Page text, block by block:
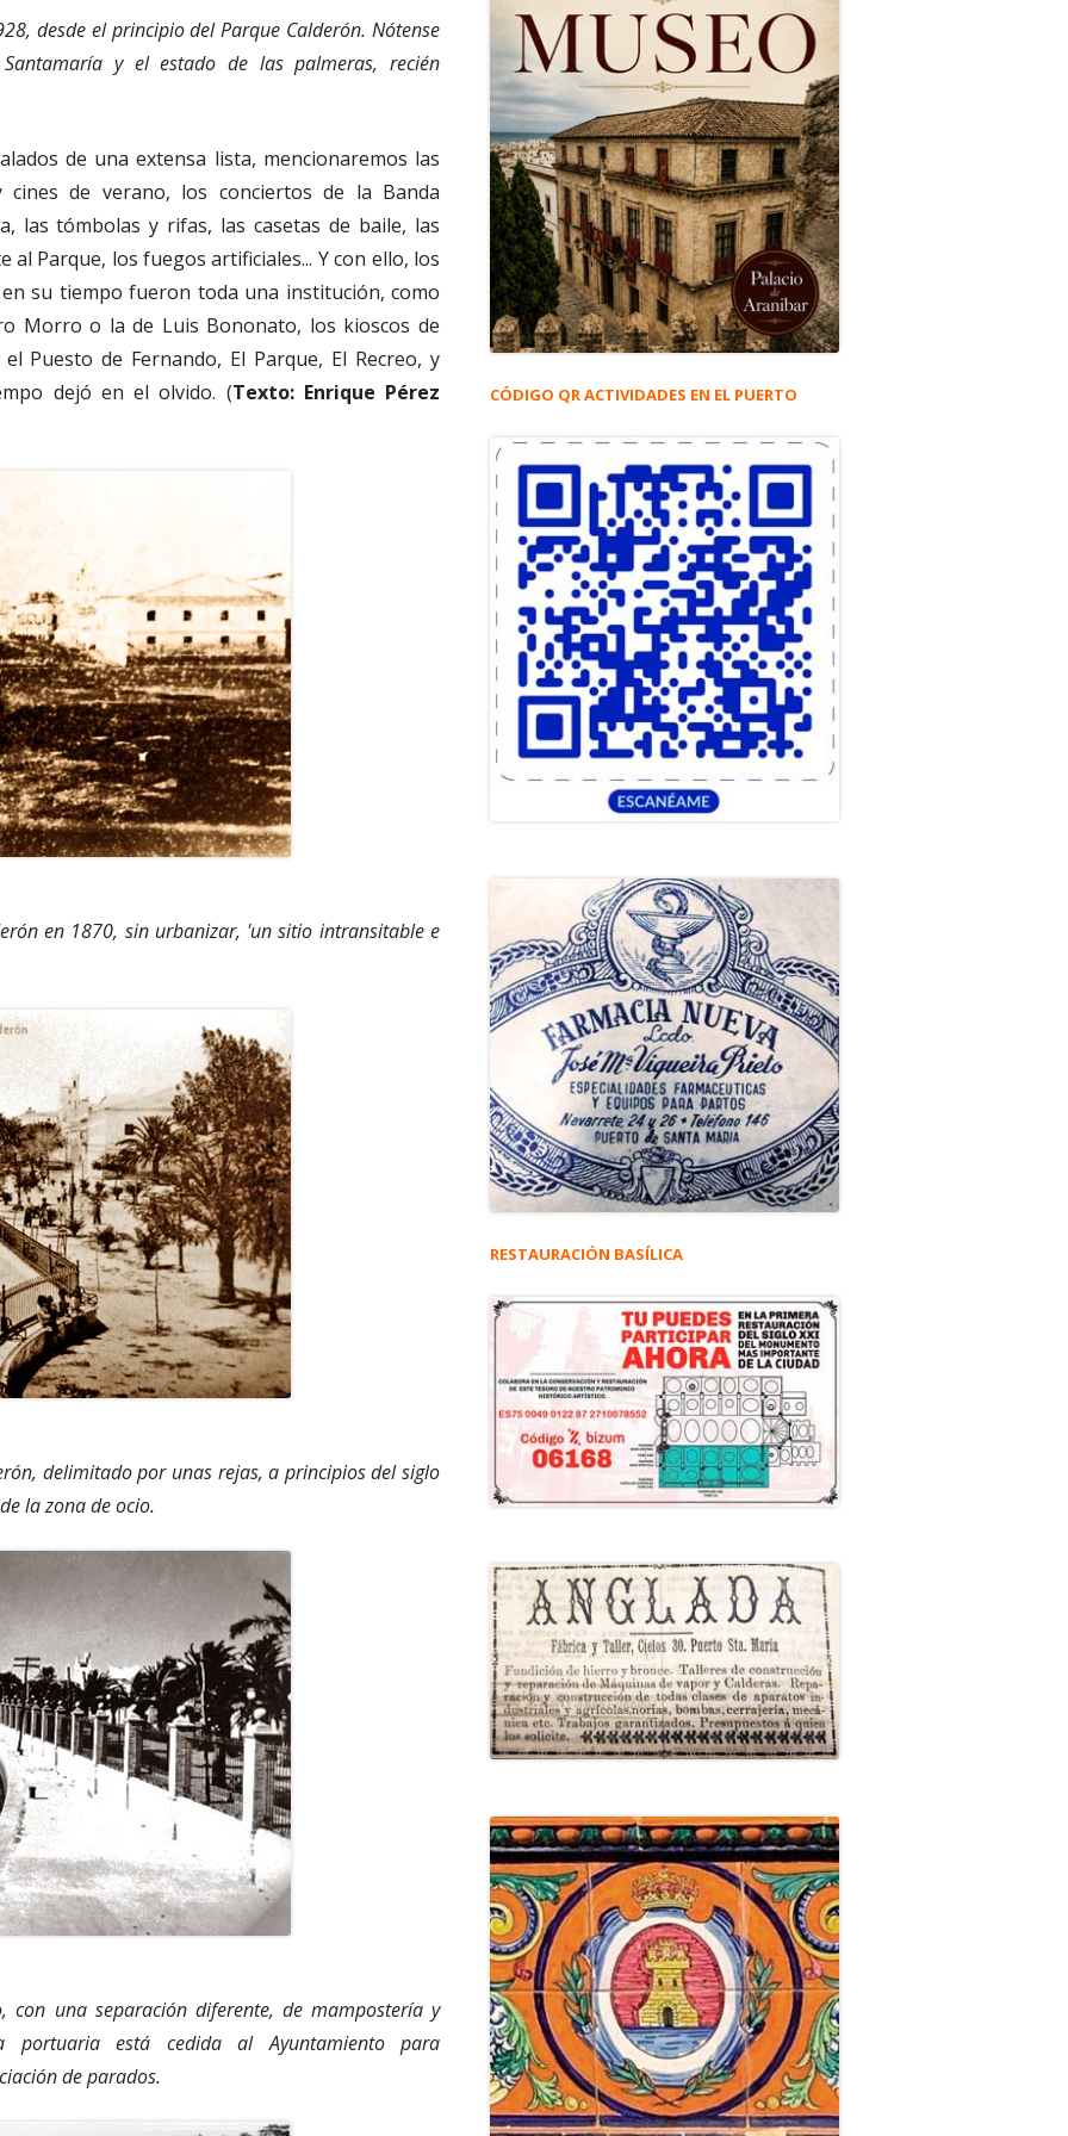
desde el principio del Parque Calderón. Nótense
y el estado de las palmeras, recién
de una extensa lista, mencionaremos las
de verano, los conciertos de la Banda
las tómbolas y rifas, las casetas de baile, las
Parque, los fuegos artificiales... Y con ello, los
su tiempo fueron toda una institución, como
Morro o la de Luis Bononato, los kioscos de
Puesto de Fernando, El Parque, El Recreo, y
dejó en el olvido. (Texto: Enrique Pérez
en 1870, sin urbanizar, 'un sitio intransitable e
delimitado por unas rejas, a principios del siglo
la zona de ocio.
con una separación diferente, de mampostería y
está cedida al Ayuntamiento para
de parados.
CÓDIGO QR ACTIVIDADES EN EL PUERTO
RESTAURACIÓN BASÍLICA